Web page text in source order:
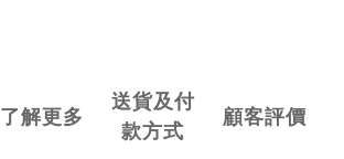
了解更多
送貨及付
款方式
顧客評價